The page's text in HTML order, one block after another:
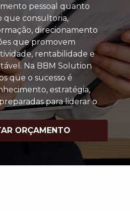
pessoal quanto
que consultoria,
direcionamento
que promovem
rentabilidade e
Na BBM Solution
que o sucesso é
estratégia,
para liderar o
ORÇAMENTO